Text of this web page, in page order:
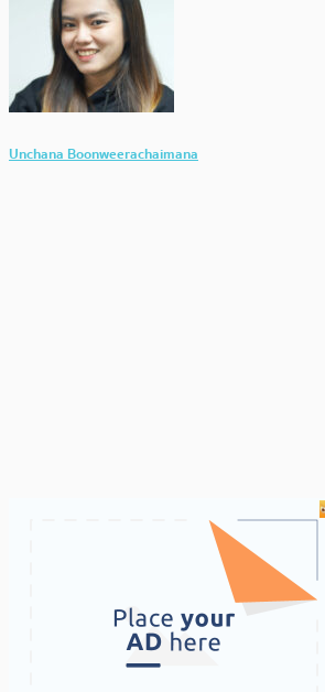
Unchana Boonweerachaimana